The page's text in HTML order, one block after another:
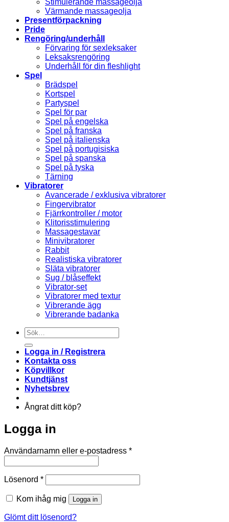
Stimulerande massageolja
Värmande massageolja
Presentförpackning
Pride
Rengöring/underhåll
Förvaring för sexleksaker
Leksaksrengöring
Underhåll för din fleshlight
Spel
Brädspel
Kortspel
Partyspel
Spel för par
Spel på engelska
Spel på franska
Spel på italienska
Spel på portugisiska
Spel på spanska
Spel på tyska
Tärning
Vibratorer
Avancerade / exklusiva vibratorer
Fingervibrator
Fjärrkontroller / motor
Klitorisstimulering
Massagestavar
Minivibratorer
Rabbit
Realistiska vibratorer
Släta vibratorer
Sug / blåseffekt
Vibrator-set
Vibratorer med textur
Vibrerande ägg
Vibrerande badanka
Sök
efter:
Logga in / Registrera
Kontakta oss
Köpvillkor
Kundtjänst
Nyhetsbrev
Ångrat ditt köp?
Logga in
Användarnamn eller e-postadress *Obligatoriskt
Lösenord *Obligatoriskt
Kom ihåg mig Logga in
Glömt ditt lösenord?